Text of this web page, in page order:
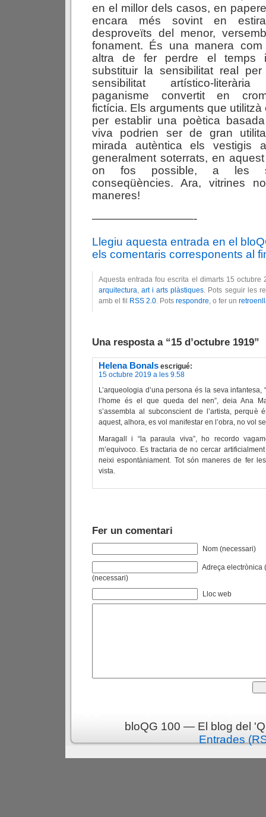
en el millor dels casos, en
encara més sovint en
desproveïts del menor,
fonament. És una manera
altra de fer perdre el temps
substituir la sensibilitat real
sensibilitat artístico-
paganisme convertit en
fictícia. Els arguments que
per establir una poètica
viva podrien ser de gran
mirada autèntica els vestigis
generalment soterrats, en
on fos possible, a les
conseqüències. Ara, vitrines
maneres!
—————————-
Llegiu aquesta entrada en el
els comentaris corresponents al
Aquesta entrada fou escrita el dimarts 15
arquitectura,art i arts plàstiques. Pots seguir les
amb el fil
RSS 2.0. Pots respondre, o fer un
Una resposta a “15 d’octubre 1919”
Helena Bonals escrigué:
15 octubre 2019 a les 9.58
L’arqueologia d’una persona és la seva
l’home és el que queda del nen”, deia Ana
s’assembla al subconscient de l’artista, perquè
aquest, alhora, es vol manifestar en l’obra, no vol
Maragall i “la paraula viva”, ho recordo
m’equivoco. Es tractaria de no cercar
neixi espontàniament. Tot són maneres de fer
vista.
Fer un comentari
Nom (necessari)
Adreça electrònica
(necessari)
Lloc web
bloQG 100 — El blog del
Entrades